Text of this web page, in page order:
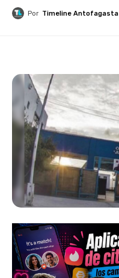
Por Timeline Antofagasta